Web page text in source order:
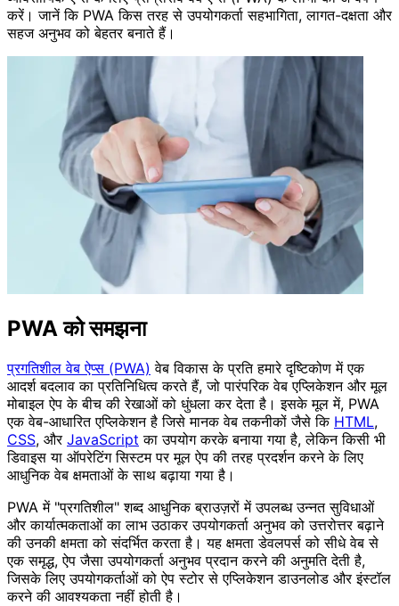
करें। जानें कि PWA किस तरह से उपयोगकर्ता सहभागिता, लागत-दक्षता और
सहज अनुभव को बेहतर बनाते हैं।
PWA को समझना
प्रगतिशील वेब ऐप्स (PWA) वेब विकास के प्रति हमारे दृष्टिकोण में एक
आदर्श बदलाव का प्रतिनिधित्व करते हैं, जो पारंपरिक वेब एप्लिकेशन और मूल
मोबाइल ऐप के बीच की रेखाओं को धुंधला कर देता है। इसके मूल में, PWA
एक वेब-आधारित एप्लिकेशन है जिसे मानक वेब तकनीकों जैसे कि HTML,
CSS, और JavaScript का उपयोग करके बनाया गया है, लेकिन किसी भी
डिवाइस या ऑपरेटिंग सिस्टम पर मूल ऐप की तरह प्रदर्शन करने के लिए
आधुनिक वेब क्षमताओं के साथ बढ़ाया गया है।
PWA में "प्रगतिशील" शब्द आधुनिक ब्राउज़रों में उपलब्ध उन्नत सुविधाओं
और कार्यात्मकताओं का लाभ उठाकर उपयोगकर्ता अनुभव को उत्तरोत्तर बढ़ाने
की उनकी क्षमता को संदर्भित करता है। यह क्षमता डेवलपर्स को सीधे वेब से
एक समृद्ध, ऐप जैसा उपयोगकर्ता अनुभव प्रदान करने की अनुमति देती है,
जिसके लिए उपयोगकर्ताओं को ऐप स्टोर से एप्लिकेशन डाउनलोड और इंस्टॉल
करने की आवश्यकता नहीं होती है।